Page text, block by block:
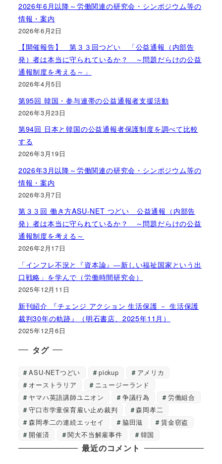
2026年6月以降～労働関連の研究会・シンポジウム等の
情報・案内
2026年6月2日
【開催報告】 第３３回つどい 「公益通報（内部告
発）者は本当に守られているか？ ～問題だらけの公益
通報制度を考える～」
2026年4月5日
第95回 韓国・参与連帯の公益通報者支援活動
2026年3月23日
第94回 日本と韓国の公益通報者保護制度を調べて比較
する
2026年3月19日
2026年3月以降～労働関連の研究会・シンポジウム等の
情報・案内
2026年3月7日
第３３回 働き方ASU-NET つどい 公益通報（内部告
発）者は本当に守られているか？ ～問題だらけの公益
通報制度を考える～
2026年2月17日
「インフレ不況と『資本論』―新しい福祉国家という出
口戦略」を学んで（労働時間研究会）
2025年12月11日
新刊紹介 『チェンジ アクション 生活保護 － 生活保護
裁判30年の軌跡』（明石書店、2025年11月）
2025年12月6日
タグ
ASU-NETつどい pickup
アメリカ
オーストラリア
ニュージーランド
ヤマハ英語講師ユニオン
争議行為
労働組合
守口市学童保育雇い止め裁判
森岡孝二
森岡孝二の連続エッセイ
脇田滋
賃金窃盗
開催済
関大不当解雇事件 韓国
最近のコメント